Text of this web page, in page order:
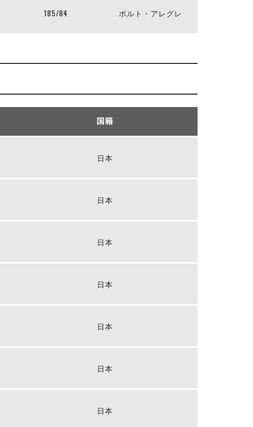
185/84 ポルト・アレグレ
国籍
日本
日本
日本
日本
日本
日本
日本